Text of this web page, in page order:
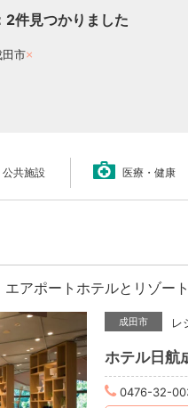
2件見つかりました
田市
公共施設 医療・健康
アポートホテルとリゾー
成田市 レ
ホテル日航
0476-32-